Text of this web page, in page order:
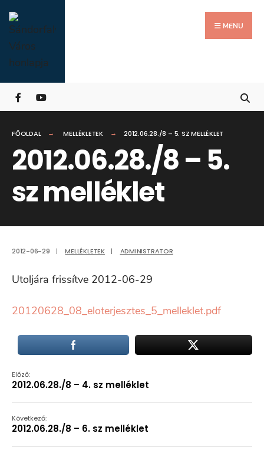
Skip
to
content
MENU
FŐOLDAL MELLÉKLETEK 2012.06.28./8 – 5. SZ MELLÉKLET
2012.06.28./8 – 5.
sz melléklet
2012-06-29 | MELLÉKLETEK | ADMINISTRATOR
Utoljára frissítve 2012-06-29
20120628_08_eloterjesztes_5_melleklet.pdf
Előző:
2012.06.28./8 – 4. sz melléklet
Következő:
2012.06.28./8 – 6. sz melléklet
for:
Close